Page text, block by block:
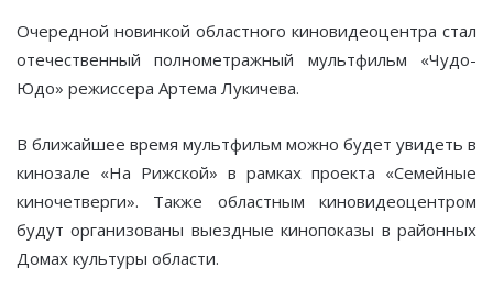
Очередной новинкой областного киновидеоцентра стал
отечественный полнометражный мультфильм «Чудо-
Юдо» режиссера Артема Лукичева.
В ближайшее время мультфильм можно будет увидеть в
кинозале «На Рижской» в рамках проекта «Семейные
киночетверги». Также областным киновидеоцентром
будут организованы выездные кинопоказы в районных
Домах культуры области.